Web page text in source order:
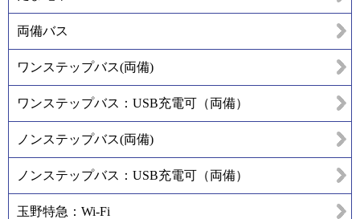
両備バス
ワンステップバス(両備)
ワンステップバス：USB充電可（両備）
ノンステップバス(両備)
ノンステップバス：USB充電可（両備）
玉野特急：Wi-Fi